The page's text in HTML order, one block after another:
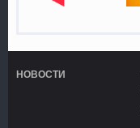
НОВОСТИ